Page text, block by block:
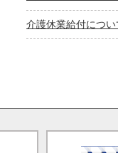
介護休業給付につい